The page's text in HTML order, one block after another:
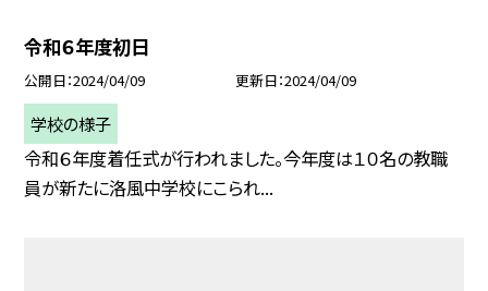
令和６年度初日
公開日 2024/04/09 更新日 2024/04/09
学校の様子
令和６年度着任式が行われました。今年度は１０名の教職
員が新たに洛風中学校にこられ...